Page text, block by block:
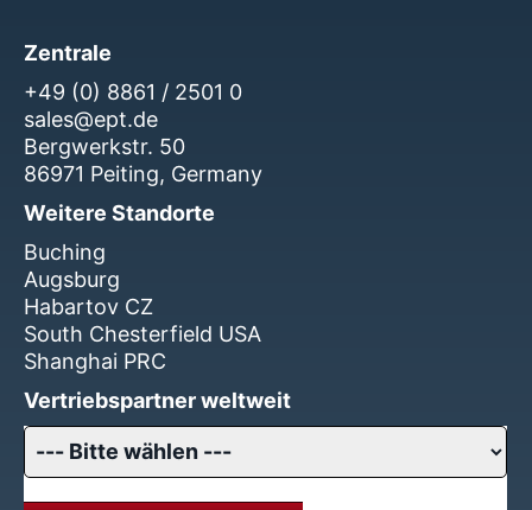
Zentrale
+49 (0) 8861 / 2501 0
sales@ept.de
Bergwerkstr. 50
86971 Peiting, Germany
Weitere Standorte
Buching
Augsburg
Habartov CZ
South Chesterfield USA
Shanghai PRC
Vertriebspartner weltweit